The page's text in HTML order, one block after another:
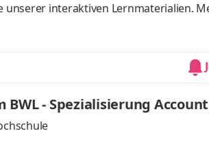
unserer interaktiven Lernmaterialien.
die Automobilindustrie. Heute
nutzt sein Know-how aus der
und Treiber-ICs im Bereich
BWL - Spezialisierung